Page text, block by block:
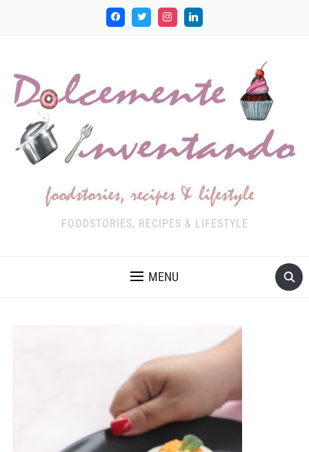
FOODSTORIES, RECIPES & LIFESTYLE
MENU